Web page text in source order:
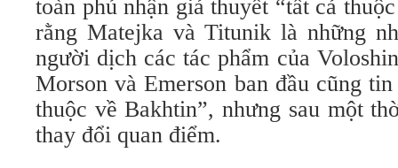
toàn phủ nhận giả thuyết “tất cả
rằng Matejka và Titunik là những
người dịch các tác phẩm của
Morson và Emerson ban đầu cũng
thuộc về Bakhtin”, nhưng sau một
thay đổi quan điểm.